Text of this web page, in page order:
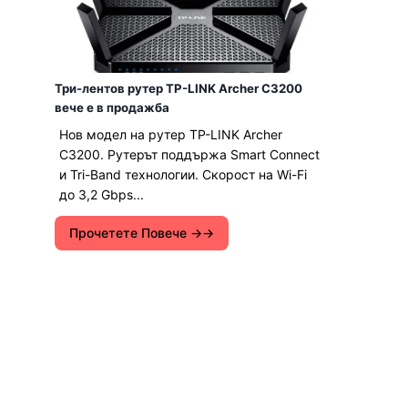
Три-лентов рутер TP-LINK Archer C3200
вече е в продажба
Нов модел на рутер TP-LINK Archer
C3200. Рутерът поддържа Smart Connect
и Tri-Band технологии. Скорост на Wi-Fi
до 3,2 Gbps...
Прочетете Повече →